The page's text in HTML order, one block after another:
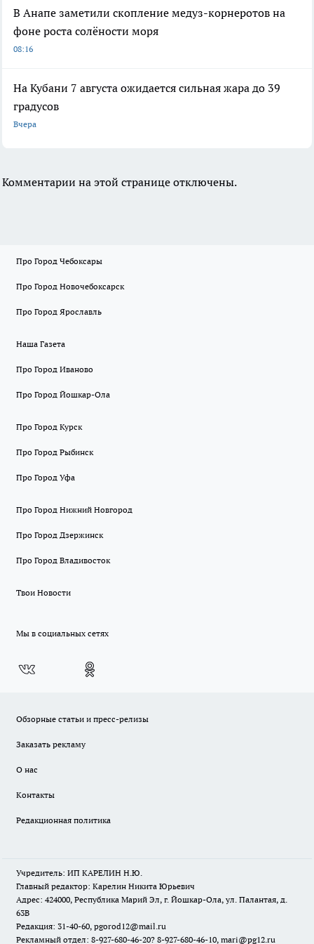
В Анапе заметили скопление медуз-корнеротов на
фоне роста солёности моря
08:16
На Кубани 7 августа ожидается сильная жара до 39
градусов
Вчера
Комментарии на этой странице отключены.
Про Город Чебоксары
Про Город Новочебоксарск
Про Город Ярославль
Наша Газета
Про Город Иваново
Про Город Йошкар-Ола
Про Город Курск
Про Город Рыбинск
Про Город Уфа
Про Город Нижний Новгород
Про Город Дзержинск
Про Город Владивосток
Твои Новости
Мы в социальных сетях
Обзорные статьи и пресс-релизы
Заказать рекламу
О нас
Контакты
Редакционная политика
Учредитель: ИП КАРЕЛИН Н.Ю.
Главный редактор: Карелин Никита Юрьевич
Адрес: 424000, Республика Марий Эл, г. Йошкар-Ола, ул. Палантая, д.
63В
Редакция: 31-40-60, pgorod12@mail.ru
Рекламный отдел: 8-927-680-46-20? 8-927-680-46-10, mari@pg12.ru